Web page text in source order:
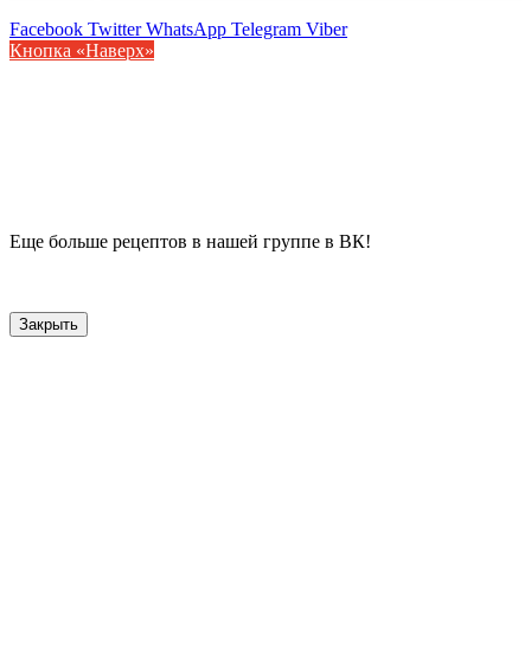
Facebook Twitter WhatsApp Telegram Viber
Кнопка «Наверх»
Еще больше рецептов в нашей группе в ВК!
Закрыть